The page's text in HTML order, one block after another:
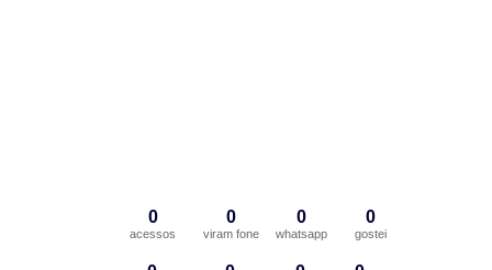
0
acessos
0
viram fone
0
whatsapp
0
gostei